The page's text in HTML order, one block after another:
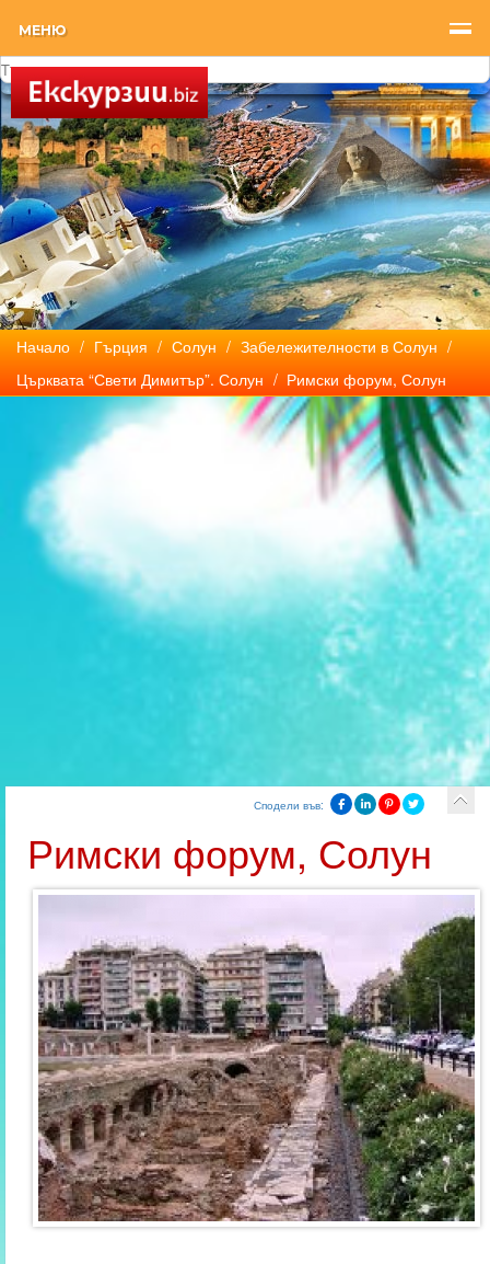
МЕНЮ
Начало / Гърция / Солун / Забележителности в Солун /
Църквата “Свети Димитър”. Солун / Римски форум, Солун
Сподели във:
Римски форум, Солун